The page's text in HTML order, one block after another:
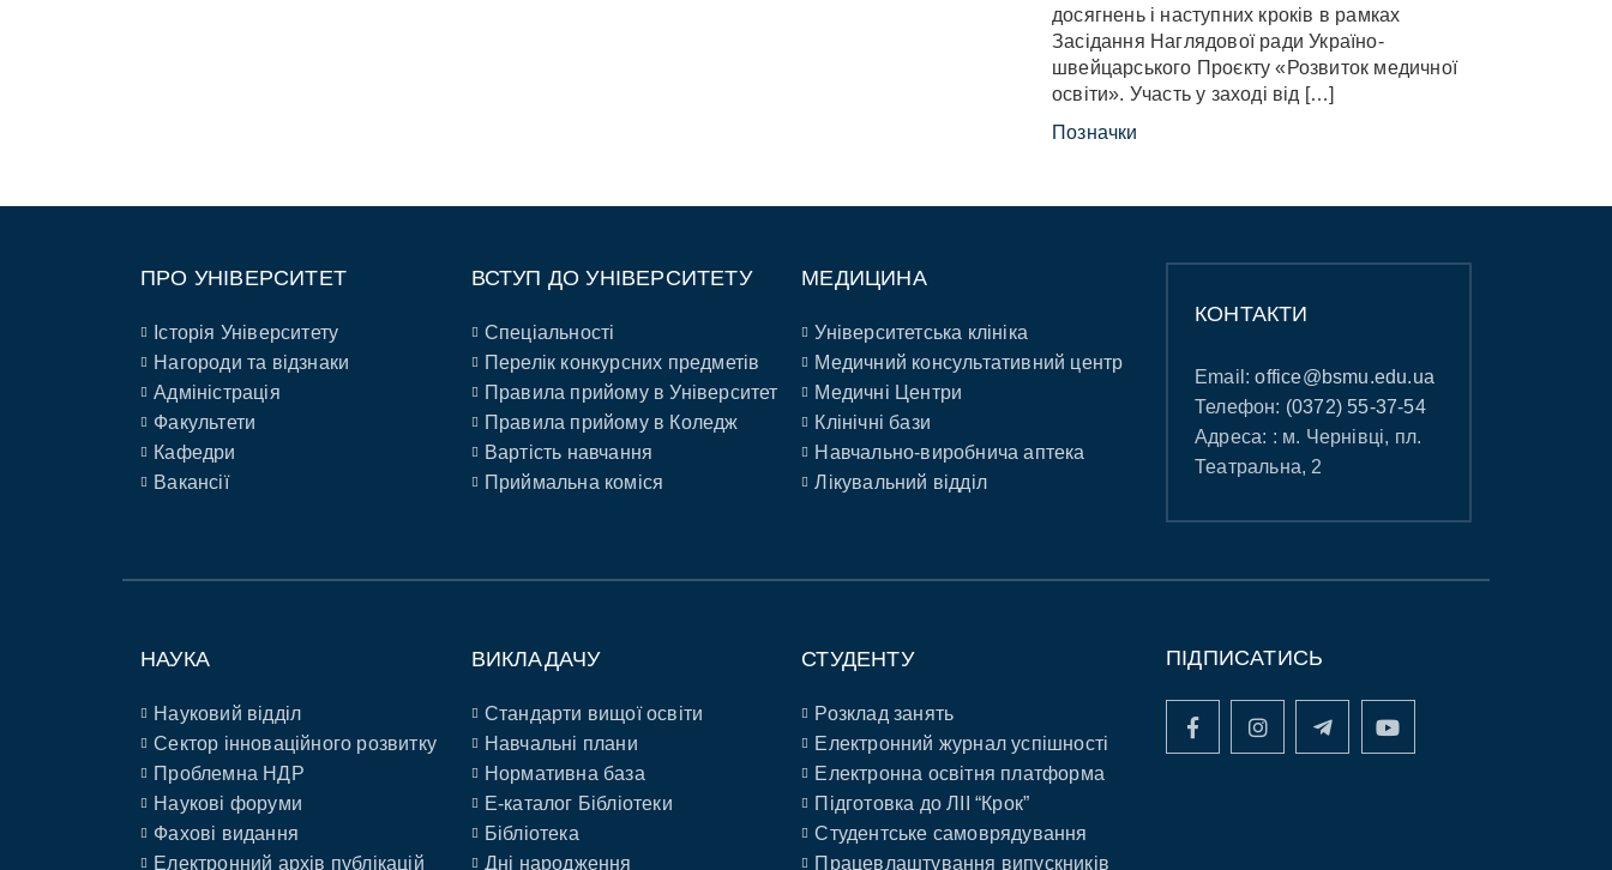
досягнень і наступних кроків в рамках
Засідання Наглядової ради Україно-
швейцарського Проєкту «Розвиток медичної
освіти». Участь у заході від […]
Позначки
ПРО УНІВЕРСИТЕТ
Історія Університету
Нагороди та відзнаки
Адміністрація
Факультети
Кафедри
Вакансії
ВСТУП ДО УНІВЕРСИТЕТУ
Спеціальності
Перелік конкурсних предметів
Правила прийому в Університет
Правила прийому в Коледж
Вартість навчання
Приймальна коміся
МЕДИЦИНА
Університетська клініка
Медичний консультативний центр
Медичні Центри
Клінічні бази
Навчально-виробнича аптека
Лікувальний відділ
КОНТАКТИ
Email:office@bsmu.edu.ua
Телефон: (0372) 55-37-54
Адреса: : м. Чернівці, пл.
Театральна, 2
НАУКА
Науковий відділ
Сектор інноваційного розвитку
Проблемна НДР
Наукові форуми
Фахові видання
Електронний архів публікацій
ВИКЛАДАЧУ
Стандарти вищої освіти
Навчальні плани
Нормативна база
E-каталог Бібліотеки
Бібліотека
Дні народження
СТУДЕНТУ
Розклад занять
Електронний журнал успішності
Електронна освітня платформа
Підготовка до ЛІІ “Крок”
Студентське самоврядування
Працевлаштування випускників
ПІДПИСАТИСЬ